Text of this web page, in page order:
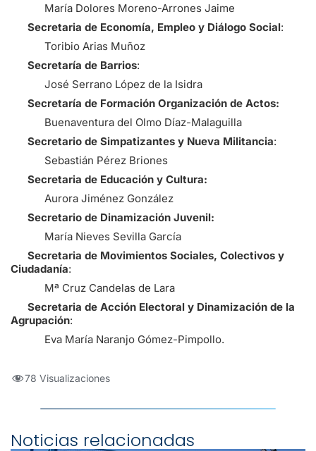
María Dolores Moreno-Arrones Jaime
Secretaria de Economía, Empleo y Diálogo Social:
Toribio Arias Muñoz
Secretaría de Barrios:
José Serrano López de la Isidra
Secretaría de Formación Organización de Actos:
Buenaventura del Olmo Díaz-Malaguilla
Secretario de Simpatizantes y Nueva Militancia:
Sebastián Pérez Briones
Secretaria de Educación y Cultura:
Aurora Jiménez González
Secretario de Dinamización Juvenil:
María Nieves Sevilla García
Secretaria de Movimientos Sociales, Colectivos y
Ciudadanía:
Mª Cruz Candelas de Lara
Secretaria de Acción Electoral y Dinamización de la
Agrupación:
Eva María Naranjo Gómez-Pimpollo.
78 Visualizaciones
Noticias relacionadas